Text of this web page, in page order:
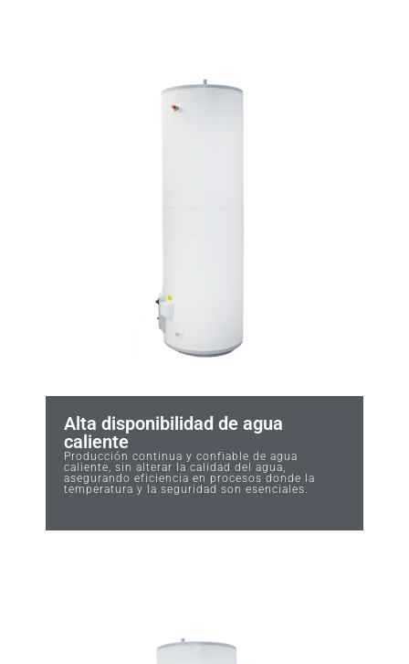
Alta disponibilidad de agua
caliente
Producción continua y confiable de agua
caliente, sin alterar la calidad del agua,
asegurando eficiencia en procesos donde la
temperatura y la seguridad son esenciales.